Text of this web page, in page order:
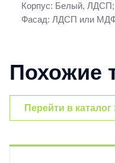
Корпус: Белый, ЛДСП;
Фасад: ЛДСП или
Похожие
Перейти в каталог